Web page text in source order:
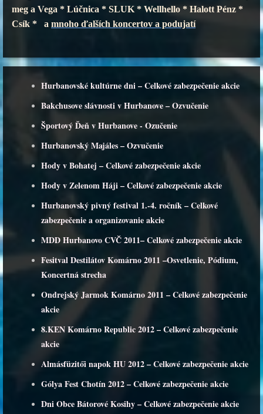
meg a Vega * Lúčnica * SLUK * Wellhello * Halott Pénz *
Csík * a mnoho ďalších koncertov a podujatí
Hurbanovské kultúrne dni – Celkové zabezpečenie akcie
Bakchusove slávnosti v Hurbanove – Ozvučenie
Športový Ďeň v Hurbanove - Ozučenie
Hurbanovský Majáles – Ozvučenie
Hody v Bohatej – Celkové zabezpečenie akcie
Hody v Zelenom Háji – Celkové zabezpečenie akcie
Hurbanovský pivný festival 1.-4. ročník – Celkové
zabezpečenie a organizovanie akcie
MDD Hurbanovo CVČ 2011– Celkové zabezpečenie akcie
Fesitval Destilátov Komárno 2011 –Osvetlenie, Pódium,
Koncertná strecha
Ondrejský Jarmok Komárno 2011 – Celkové zabezpečenie
akcie
8.KEN Komárno Republic 2012 – Celkové zabezpečenie
akcie
Almásfüzitői napok HU 2012 – Celkové zabezpečenie akcie
Gólya Fest Chotín 2012 – Celkové zabezpečenie akcie
Dni Obce Bátorové Kosihy – Celkové zabezpečenie akcie